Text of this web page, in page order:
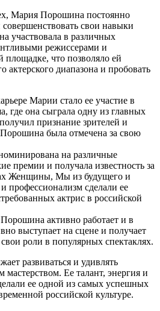
Мария Порошина постоянно
совершенствовать свои навыки
участвовала в различных
режиссерами и
площадке, что позволяло ей
актерского диапазона и пробовать
Марии стало ее участие в
где она сыграла одну из главных
признание зрителей и
была отмечена за свою
на различные
премии и получала известность за
Женщины, Мы из будущего и
профессионализм сделали ее
актрис в российской
активно работает и в
выступает на сцене и получает
роли в популярных спектаклях.
развиваться и удивлять
мастерством. Ее талант, энергия и
ее одной из самых успешных
российской культуре.